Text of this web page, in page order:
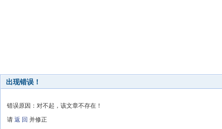
出现错误！
错误原因：对不起，该文章不存在！
请 返 回 并修正